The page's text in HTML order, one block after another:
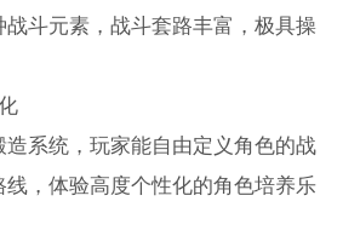
斗元素，战斗套路丰富，极具操
系统，玩家能自由定义角色的战
，体验高度个性化的角色培养乐